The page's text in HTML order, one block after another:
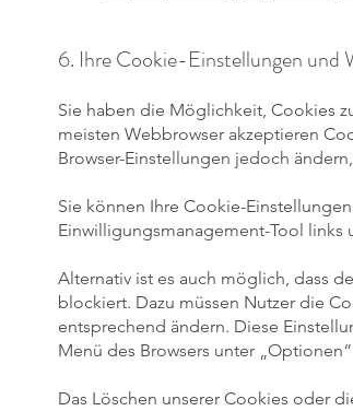
6. Ihre Cookie-Einstellungen und
Sie haben die Möglichkeit, Cookies
meisten Webbrowser akzeptieren
Browser-Einstellungen jedoch
Sie können Ihre Cookie-
Einwilligungsmanagement-Tool links
Alternativ ist es auch möglich, dass
blockiert. Dazu müssen Nutzer die
entsprechend ändern. Diese
Menü des Browsers unter
Das Löschen unserer Cookies oder